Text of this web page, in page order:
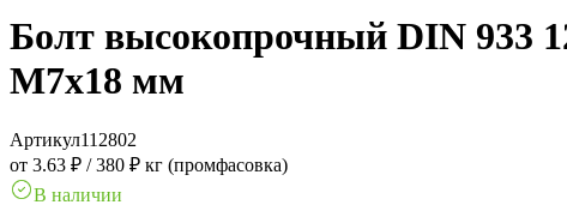
Болт высокопрочный DIN 933
M7x18 мм
Артикул112802
от 3.63 ₽ /380 ₽ кг (промфасовка)
В наличии